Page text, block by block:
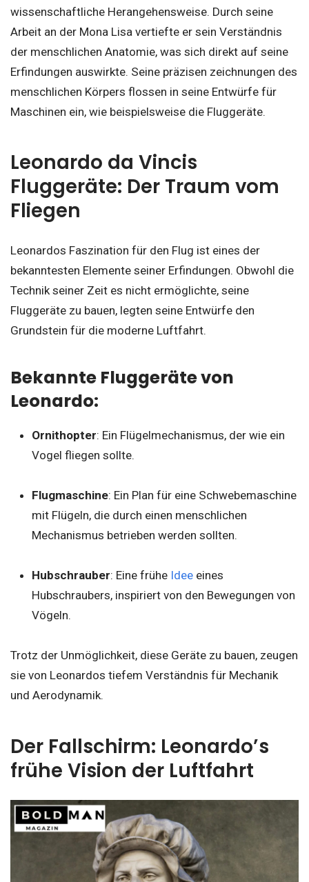
wissenschaftliche Herangehensweise. Durch seine
Arbeit an der Mona Lisa vertiefte er sein Verständnis
der menschlichen Anatomie, was sich direkt auf seine
Erfindungen auswirkte. Seine präzisen zeichnungen des
menschlichen Körpers flossen in seine Entwürfe für
Maschinen ein, wie beispielsweise die Fluggeräte.
Leonardo da Vincis
Fluggeräte: Der Traum vom
Fliegen
Leonardos Faszination für den Flug ist eines der
bekanntesten Elemente seiner Erfindungen. Obwohl die
Technik seiner Zeit es nicht ermöglichte, seine
Fluggeräte zu bauen, legten seine Entwürfe den
Grundstein für die moderne Luftfahrt.
Bekannte Fluggeräte von
Leonardo:
Ornithopter: Ein Flügelmechanismus, der wie ein
Vogel fliegen sollte.
Flugmaschine: Ein Plan für eine Schwebemaschine
mit Flügeln, die durch einen menschlichen
Mechanismus betrieben werden sollten.
Hubschrauber: Eine frühe Ideeeines
Hubschraubers, inspiriert von den Bewegungen von
Vögeln.
Trotz der Unmöglichkeit, diese Geräte zu bauen, zeugen
sie von Leonardos tiefem Verständnis für Mechanik
und Aerodynamik.
Der Fallschirm: Leonardo’s
frühe Vision der Luftfahrt